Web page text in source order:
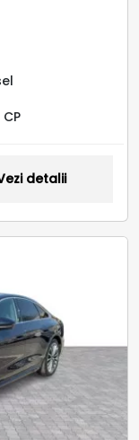
detalii